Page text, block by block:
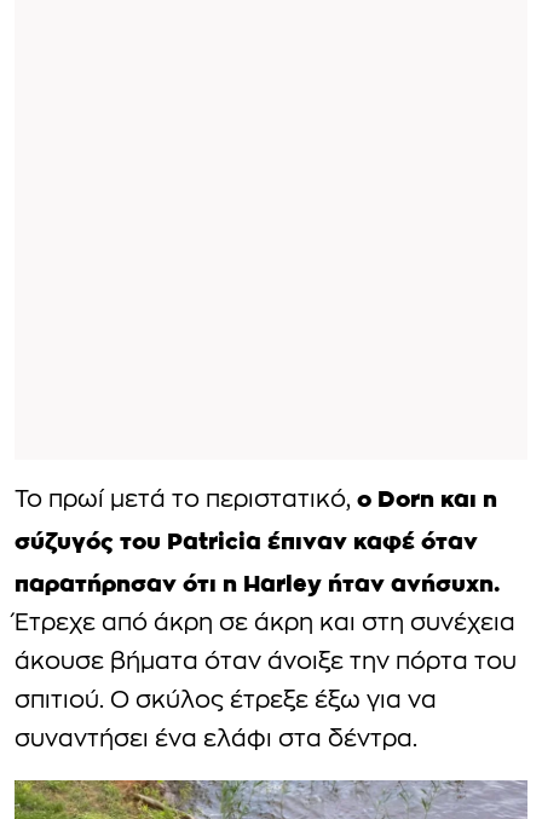
Το πρωί μετά το περιστατικό, ο Dorn και η
σύζυγός του Patricia έπιναν καφέ όταν
παρατήρησαν ότι η Harley ήταν ανήσυχη.
Έτρεχε από άκρη σε άκρη και στη συνέχεια
άκουσε βήματα όταν άνοιξε την πόρτα του
σπιτιού. Ο σκύλος έτρεξε έξω για να
συναντήσει ένα ελάφι στα δέντρα.